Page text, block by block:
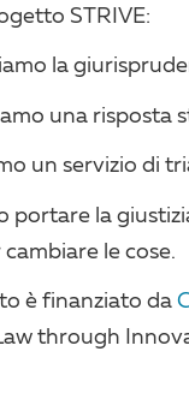
STRIVE:
la
una risposta
un servizio di
portare la
le cose.
è finanziato da
through